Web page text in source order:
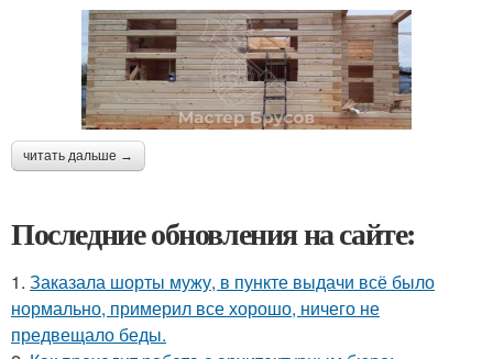
читать дальше →
Последние обновления на сайте:
1. Заказала шорты мужу, в пункте выдачи всё было
нормально, примерил все хорошо, ничего не
предвещало беды.